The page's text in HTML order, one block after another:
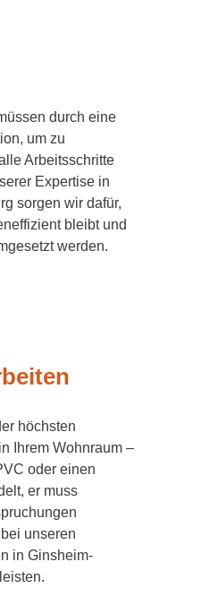
durch eine
um zu
Arbeitsschritte
Expertise in
sorgen wir dafür,
bleibt und
werden.
höchsten
Ihrem Wohnraum –
oder einen
er muss
unseren
in Ginsheim-